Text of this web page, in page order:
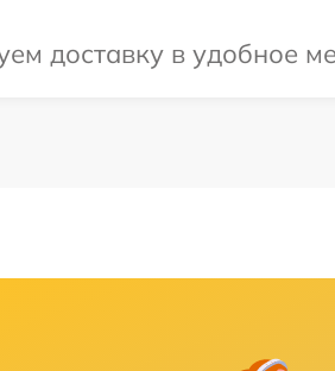
доставку в удобное